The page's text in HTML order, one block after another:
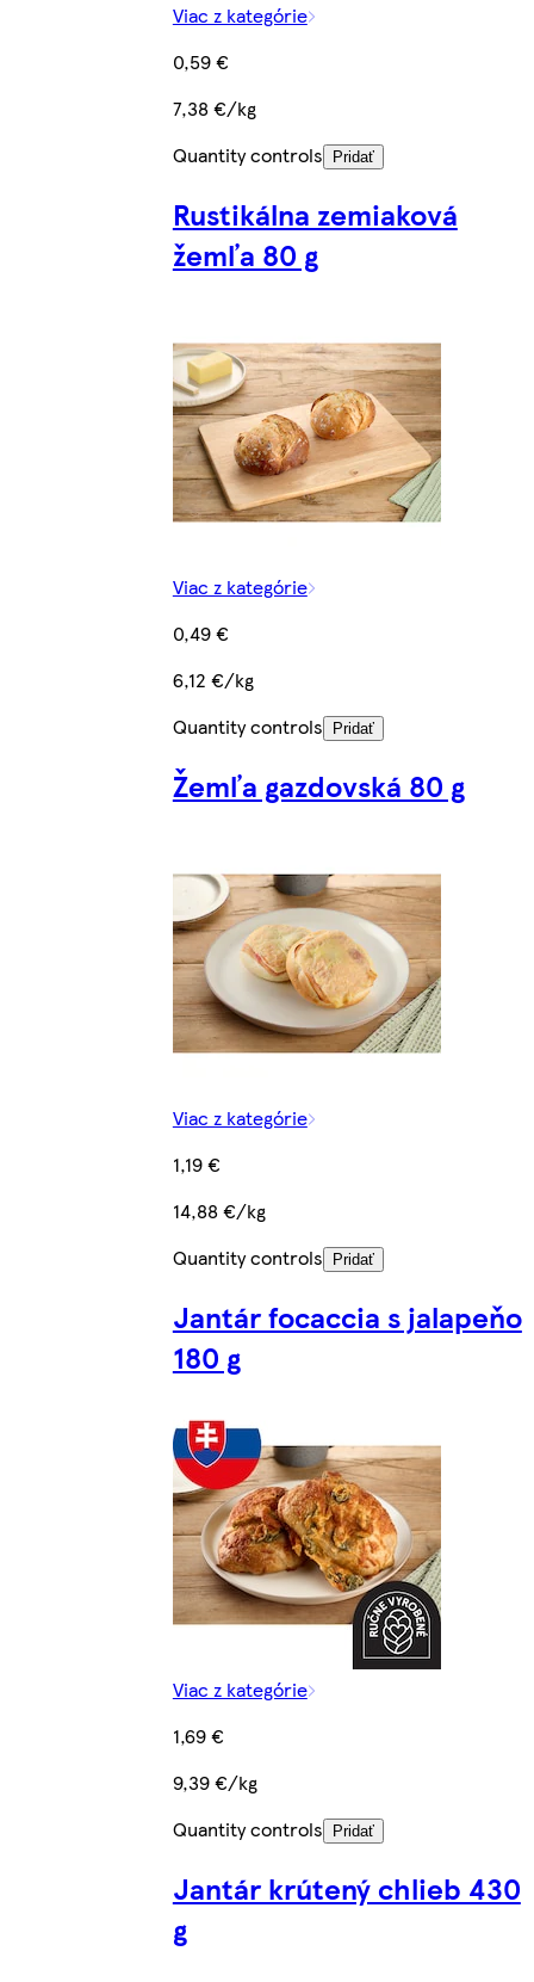
Viac z kategórie
0,59 €
7,38 €/kg
Quantity controls
Pridať
Rustikálna zemiaková
žemľa 80 g
Viac z kategórie
0,49 €
6,12 €/kg
Quantity controls
Pridať
Žemľa gazdovská 80 g
Viac z kategórie
1,19 €
14,88 €/kg
Quantity controls
Pridať
Jantár focaccia s jalapeňo
180 g
Viac z kategórie
1,69 €
9,39 €/kg
Quantity controls
Pridať
Jantár krútený chlieb 430
g